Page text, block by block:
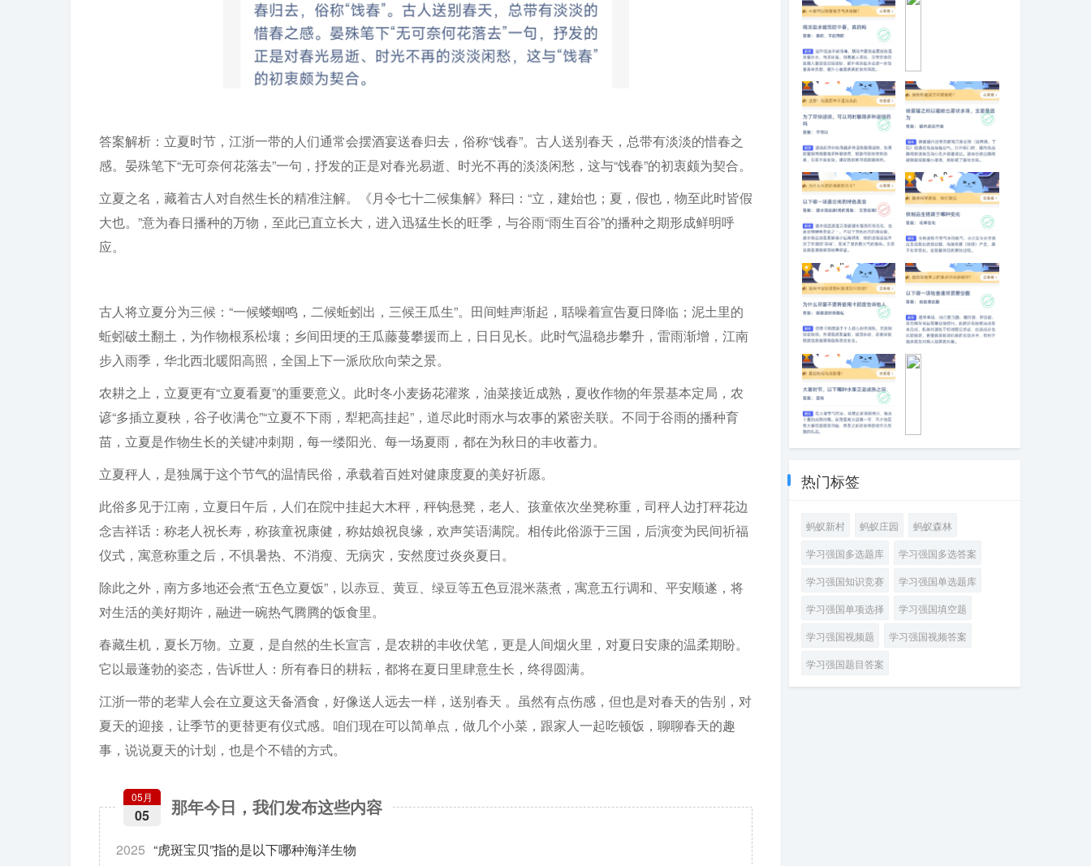
答案解析：立夏时节，江浙一带的人们通常会摆酒宴送春归去，俗称“饯春”。古人送别春天，总带有淡淡的惜春之
感。晏殊笔下“无可奈何花落去”一句，抒发的正是对春光易逝、时光不再的淡淡闲愁，这与“饯春”的初衷颇为契合。
立夏之名，藏着古人对自然生长的精准注解。《月令七十二候集解》释曰：“立，建始也；夏，假也，物至此时皆假
大也。”意为春日播种的万物，至此已直立长大，进入迅猛生长的旺季，与谷雨“雨生百谷”的播种之期形成鲜明呼
应。
古人将立夏分为三候：“一候蝼蝈鸣，二候蚯蚓出，三候王瓜生”。田间蛙声渐起，聒噪着宣告夏日降临；泥土里的
蚯蚓破土翻土，为作物根系松壤；乡间田埂的王瓜藤蔓攀援而上，日日见长。此时气温稳步攀升，雷雨渐增，江南
步入雨季，华北西北暖阳高照，全国上下一派欣欣向荣之景。
农耕之上，立夏更有“立夏看夏”的重要意义。此时冬小麦扬花灌浆，油菜接近成熟，夏收作物的年景基本定局，农
谚“多插立夏秧，谷子收满仓”“立夏不下雨，犁耙高挂起”，道尽此时雨水与农事的紧密关联。不同于谷雨的播种育
苗，立夏是作物生长的关键冲刺期，每一缕阳光、每一场夏雨，都在为秋日的丰收蓄力。
立夏秤人，是独属于这个节气的温情民俗，承载着百姓对健康度夏的美好祈愿。
此俗多见于江南，立夏日午后，人们在院中挂起大木秤，秤钩悬凳，老人、孩童依次坐凳称重，司秤人边打秤花边
念吉祥话：称老人祝长寿，称孩童祝康健，称姑娘祝良缘，欢声笑语满院。相传此俗源于三国，后演变为民间祈福
仪式，寓意称重之后，不惧暑热、不消瘦、无病灾，安然度过炎炎夏日。
除此之外，南方多地还会煮“五色立夏饭”，以赤豆、黄豆、绿豆等五色豆混米蒸煮，寓意五行调和、平安顺遂，将
对生活的美好期许，融进一碗热气腾腾的饭食里。
春藏生机，夏长万物。立夏，是自然的生长宣言，是农耕的丰收伏笔，更是人间烟火里，对夏日安康的温柔期盼。
它以最蓬勃的姿态，告诉世人：所有春日的耕耘，都将在夏日里肆意生长，终得圆满。
江浙一带的老辈人会在立夏这天备酒食，好像送人远去一样，送别春天 。虽然有点伤感，但也是对春天的告别，对
夏天的迎接，让季节的更替更有仪式感。咱们现在可以简单点，做几个小菜，跟家人一起吃顿饭，聊聊春天的趣
事，说说夏天的计划，也是个不错的方式。
那年今日，我们发布这些内容
05月
05
2025 “虎斑宝贝”指的是以下哪种海洋生物
喝淡盐水能预防
中暑，真的吗
为
什
么
用
铜
锅
涮
肉
味
道
比
铁
锅
更
鲜
美
为了尽快退烧，
可以同时服用多
种退烧药
喷雾罐之所以能
喷出雾状水珠，
主要是因为
以下哪一项是云
南的特色美食
铁制品生锈属于
哪种变化
为什么尽量不要
将信用卡额度告
诉他人
以下哪一项检查
通常需要空腹
采
哪
方
式
提
升
充
度
热门标签
蚂蚁新村 蚂蚁庄园
蚂蚁森林
学习强国多选题库
学习强国多选答案
学习强国知识竞赛
学习强国单选题库
学习强国单项选择
学习强国填空题
学习强国视频题
学习强国视频答案
学习强国题目答案